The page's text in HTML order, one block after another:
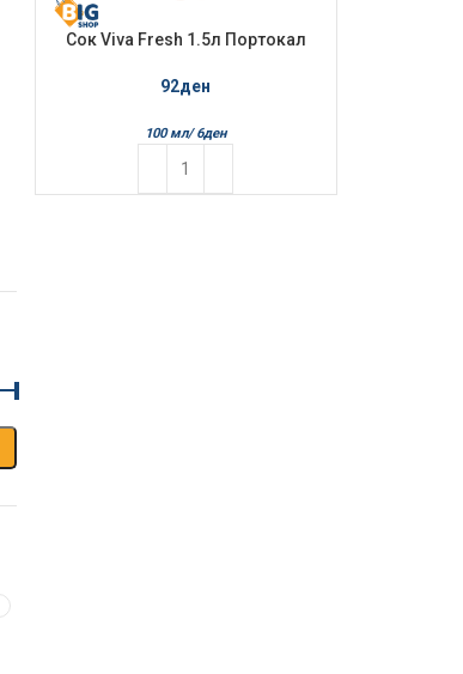
Сок Viva Fresh 1.5л Портокал
92ден
100 мл/ 6ден